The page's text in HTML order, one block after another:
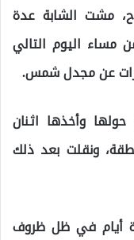
مشت الشابة عدة
اليوم التالي
عن مجدل شمس.
وأخذها اثنان
ونقلت بعد ذلك
أيام في ظل ظروف